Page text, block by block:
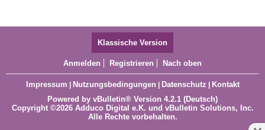
Klassische Version
Anmelden Registrieren Nach oben
Impressum | Nutzungsbedingungen | Datenschutz | Kontakt
Powered by vBulletin® Version 4.2.1 (Deutsch)
Copyright ©2026 Adduco Digital e.K. und vBulletin Solutions, Inc.
Alle Rechte vorbehalten.